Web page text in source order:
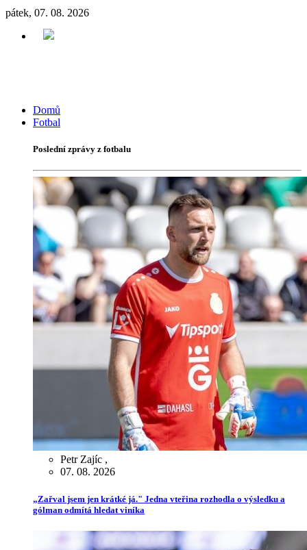
pátek, 07. 08. 2026
Domů
Fotbal
Poslední zprávy z fotbalu
Petr Zajíc ,
07. 08. 2026
„Zařval jsem jen krátké já." Jedna vteřina rozhodla o výsledku a
gólman odmítá hledat viníka